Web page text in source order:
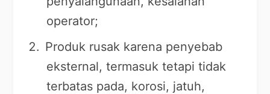
operator;
Produk rusak karena penyebab
eksternal, termasuk tetapi tidak
terbatas pada, korosi, jatuh,